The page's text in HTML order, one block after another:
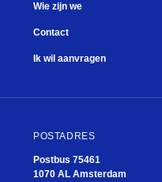
Wie zijn we
Contact
Ik wil aanvragen
POSTADRES
Postbus 75461
1070 AL Amsterdam